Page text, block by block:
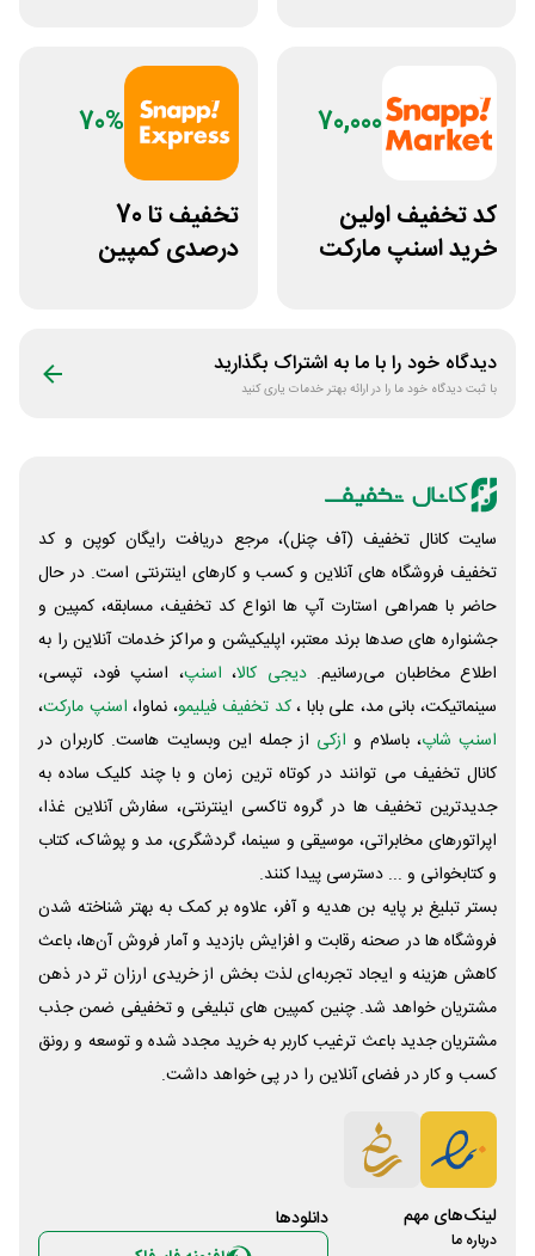
70,000
کد تخفیف اولین
خرید اسنپ مارکت
70%
تخفیف تا 70
درصدی کمپین
دیدگاه خود را با ما به اشتراک بگذارید
با ثبت دیدگاه خود ما را در ارائه بهتر خدمات یاری کنید
سایت کانال تخفیف (آف چنل)، مرجع دریافت رایگان کوپن و کد
تخفیف فروشگاه های آنلاین و کسب و‌ کارهای اینترنتی است. در حال
حاضر با همراهی استارت آپ ها انواع کد تخفیف، مسابقه، کمپین و
جشنواره های صدها برند معتبر، اپلیکیشن و مراکز خدمات آنلاین را به
اطلاع مخاطبان می‌رسانیم. دیجی کالا، اسنپ، اسنپ فود، تپسی،
سینماتیکت، بانی مد، علی‌ بابا ،کد تخفیف فیلیمو، نماوا، اسنپ مارکت،
اسنپ شاپ، باسلام و ازکی از جمله این وبسایت ‌هاست. کاربران در
کانال تخفیف می توانند در کوتاه ترین زمان و با چند کلیک ساده به
جدیدترین تخفیف ها در گروه تاکسی اینترنتی، سفارش آنلاین غذا،
اپراتورهای مخابراتی، موسیقی و سینما، گردشگری، مد و پوشاک، کتاب
و کتابخوانی و ... دسترسی پیدا کنند.
بستر تبلیغ بر پایه بن هدیه و آفر، علاوه بر کمک به بهتر شناخته شدن
فروشگاه ها در صحنه رقابت و افزایش بازدید و آمار فروش آن‌ها، باعث
کاهش هزینه و ایجاد تجربه‌ای لذت بخش از خریدی ارزان تر در ذهن
مشتریان خواهد شد. چنین کمپین های تبلیغی و تخفیفی ضمن جذب
مشتریان جدید باعث ترغیب کاربر به خرید مجدد شده و توسعه و رونق
کسب و کار در فضای آنلاین را در پی خواهد داشت.
لینک‌های مهم
درباره ما
دانلود‌ها